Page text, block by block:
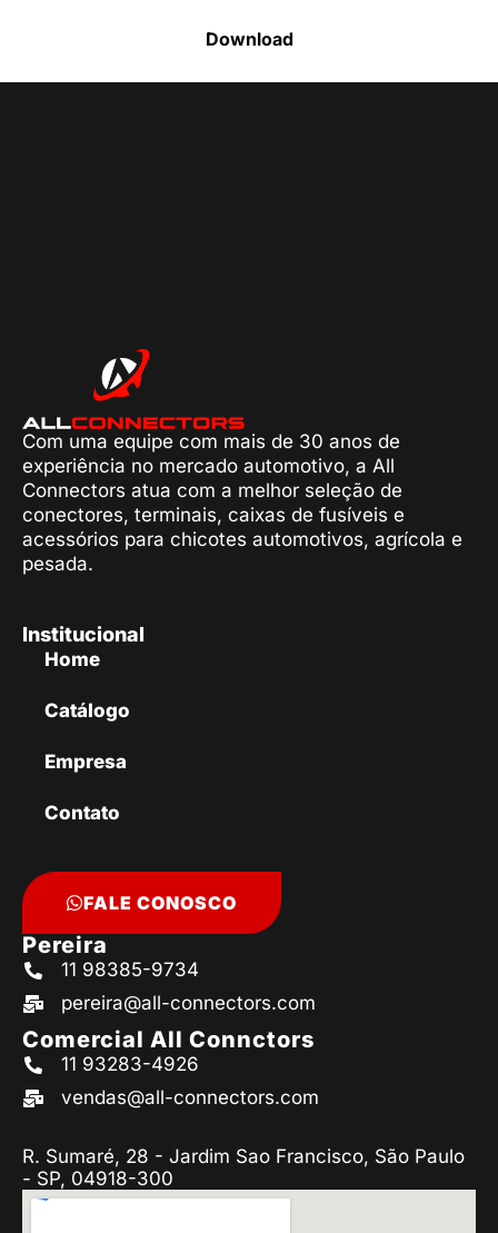
Download
Com uma equipe com mais de 30 anos de
experiência no mercado automotivo, a All
Connectors atua com a melhor seleção de
conectores, terminais, caixas de fusíveis e
acessórios para chicotes automotivos, agrícola e
pesada.
Institucional
Home
Catálogo
Empresa
Contato
FALE CONOSCO
Pereira
11 98385-9734
pereira@all-connectors.com
Comercial All Connctors
11 93283-4926
vendas@all-connectors.com
R. Sumaré, 28 - Jardim Sao Francisco, São Paulo
- SP, 04918-300